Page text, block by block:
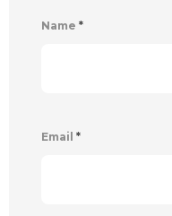
Name *
Email *